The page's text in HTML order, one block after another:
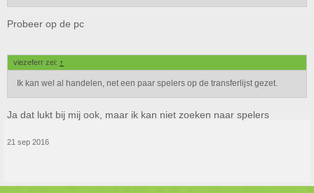
Probeer op de pc
viezeferr zei: ↑
Ik kan wel al handelen, net een paar spelers op de transferlijst gezet.
Ja dat lukt bij mij ook, maar ik kan niet zoeken naar spelers
21 sep 2016